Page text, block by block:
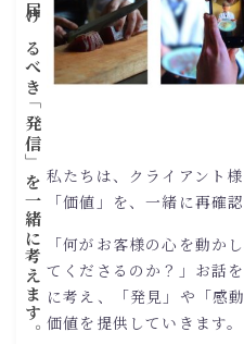
届けるべき「発信」を一緒に考えます。 私たちは、クライアント
「価値」を、一緒に再確
「何がお客様の心を動か
てくださるのか？」お話
に考え、「発見」や「感
価値を提供していきます。